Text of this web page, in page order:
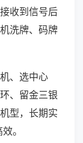
收到信号后
洗牌、码牌
、选中心
、留金三银
型，长期实
。